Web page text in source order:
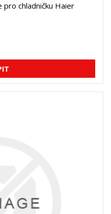
chladničku Haier